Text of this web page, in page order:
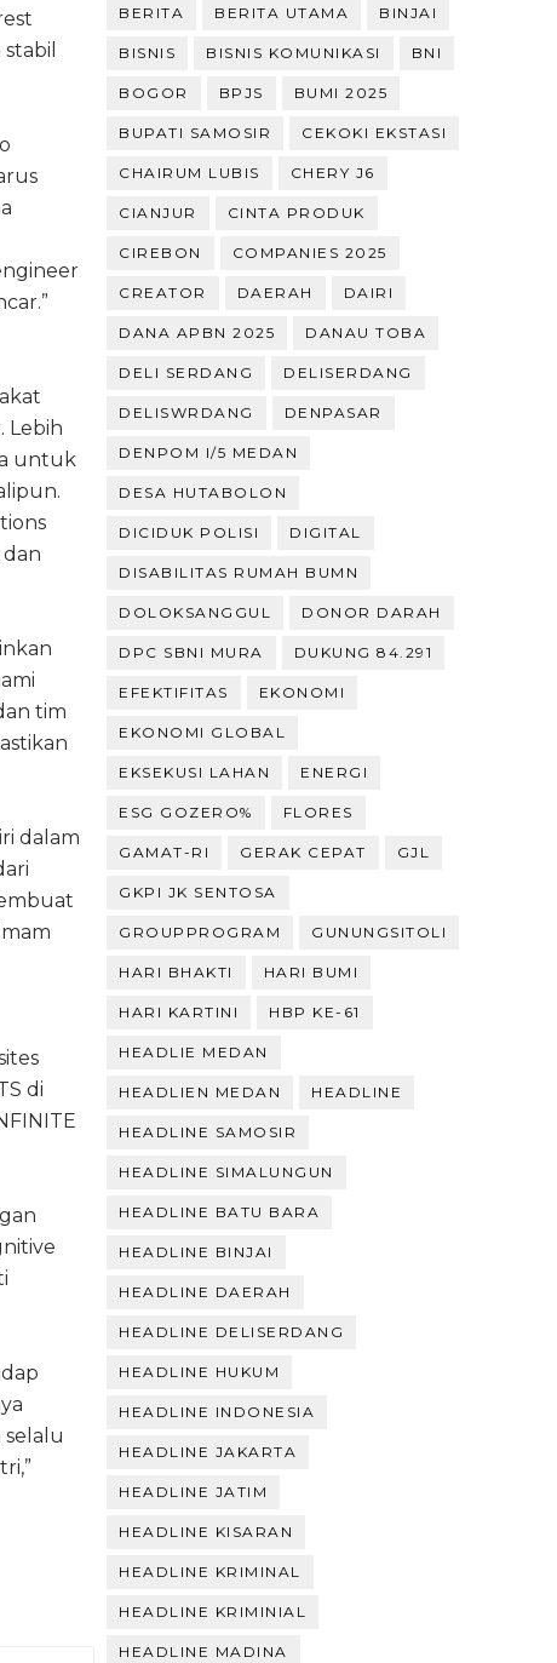
Lebih
untuk
tim
dalam
di
BERITA BERITA UTAMA BINJAI
BISNIS BISNIS KOMUNIKASI BNI
BOGOR BPJS BUMI 2025
BUPATI SAMOSIR CEKOKI EKSTASI
CHAIRUM LUBIS CHERY J6
CIANJUR CINTA PRODUK
CIREBON COMPANIES 2025
CREATOR DAERAH DAIRI
DANA APBN 2025 DANAU TOBA
DELI SERDANG DELISERDANG
DELISWRDANG DENPASAR
DENPOM I/5 MEDAN
DESA HUTABOLON
DICIDUK POLISI DIGITAL
DISABILITAS RUMAH BUMN
DOLOKSANGGUL DONOR DARAH
DPC SBNI MURA DUKUNG 84.291
EFEKTIFITAS EKONOMI
EKONOMI GLOBAL
EKSEKUSI LAHAN ENERGI
ESG GOZERO% FLORES
GAMAT-RI GERAK CEPAT GJL
GKPI JK SENTOSA
GROUPPROGRAM GUNUNGSITOLI
HARI BHAKTI HARI BUMI
HARI KARTINI HBP KE-61
HEADLIE MEDAN
HEADLIEN MEDAN HEADLINE
HEADLINE SAMOSIR
HEADLINE SIMALUNGUN
HEADLINE BATU BARA
HEADLINE BINJAI
HEADLINE DAERAH
HEADLINE DELISERDANG
HEADLINE HUKUM
HEADLINE INDONESIA
HEADLINE JAKARTA
HEADLINE JATIM
HEADLINE KISARAN
HEADLINE KRIMINAL
HEADLINE KRIMINIAL
HEADLINE MADINA